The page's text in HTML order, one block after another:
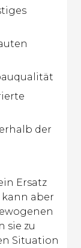
der
Ersatz
kann aber
sie zu
Situation